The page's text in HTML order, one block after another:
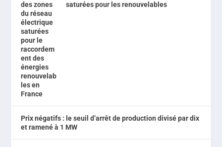
saturées pour les renouvelables
Prix négatifs : le seuil d’arrêt de production divisé par dix
et ramené à 1 MW